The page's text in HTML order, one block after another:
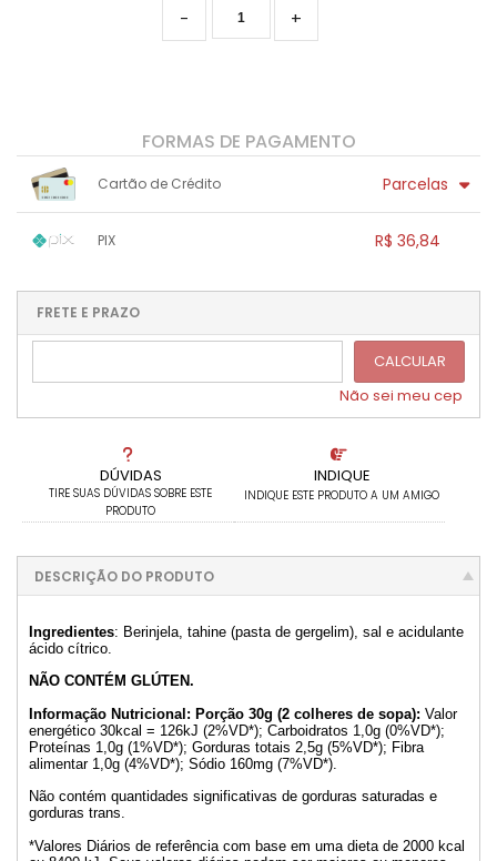
DÚVIDAS
TIRE SUAS DÚVIDAS SOBRE ESTE
PRODUTO
INDIQUE
INDIQUE ESTE PRODUTO A UM AMIGO
+
-
FORMAS DE PAGAMENTO
Cartão de Crédito Parcelas
PIX R$ 36,84
...
....
FRETE E PRAZO
CALCULAR
Não sei meu cep
DESCRIÇÃO DO PRODUTO
Ingredientes: Berinjela, tahine (pasta de gergelim), sal e acidulante
ácido cítrico.
NÃO CONTÉM GLÚTEN.
Informação Nutricional: Porção 30g (2 colheres de sopa): Valor
energético 30kcal = 126kJ (2%VD*); Carboidratos 1,0g (0%VD*);
Proteínas 1,0g (1%VD*); Gorduras totais 2,5g (5%VD*); Fibra
alimentar 1,0g (4%VD*); Sódio 160mg (7%VD*).
Não contém quantidades significativas de gorduras saturadas e
gorduras trans.
*Valores Diários de referência com base em uma dieta de 2000 kcal